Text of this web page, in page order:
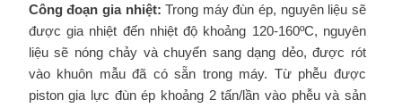
Công đoạn gia nhiệt:Trong máy đùn ép, nguyên liệu sẽ
được gia nhiệt đến nhiệt độ khoảng 120-160ºC, nguyên
liệu sẽ nóng chảy và chuyển sang dạng dẻo, được rót
vào khuôn mẫu đã có sẵn trong máy. Từ phễu được
piston gia lực đùn ép khoảng 2 tấn/lần vào phễu và sản